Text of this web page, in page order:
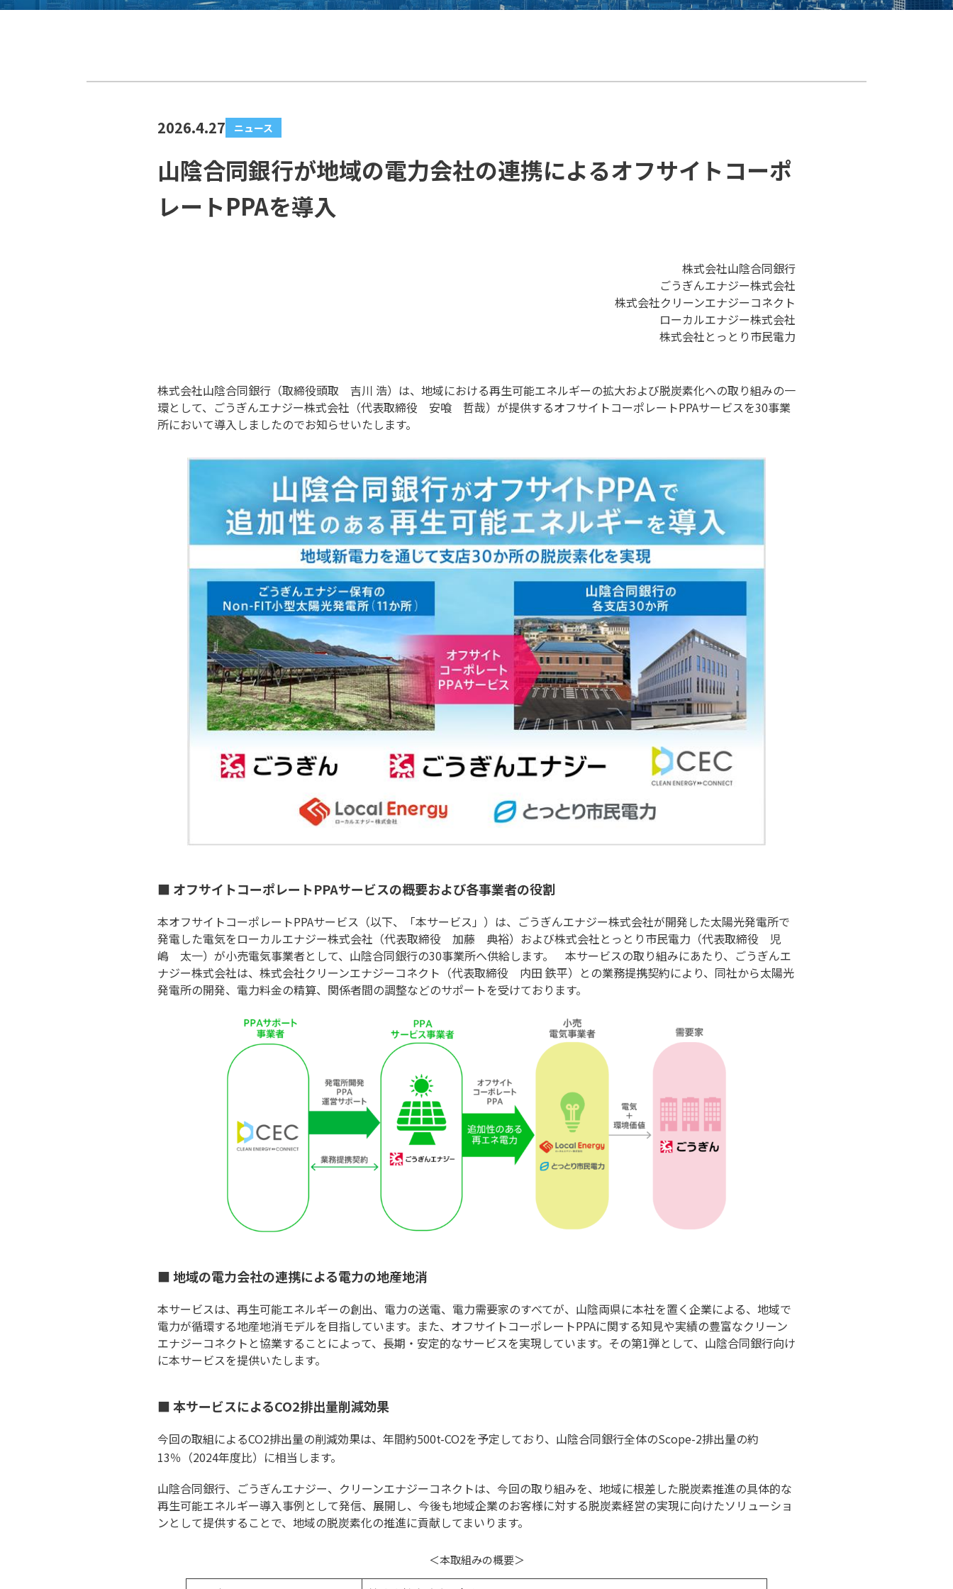
2026.4.27 ニュース
山陰合同銀行が地域の電力会社の連携によるオフサイトコーポ
レートPPAを導入
株式会社山陰合同銀行
ごうぎんエナジー株式会社
株式会社クリーンエナジーコネクト
ローカルエナジー株式会社
株式会社とっとり市民電力
株式会社山陰合同銀行（取締役頭取 吉川 浩）は、地域における再生可能エネルギーの拡大および脱炭素化への取り組みの一
環として、ごうぎんエナジー株式会社（代表取締役 安喰 哲哉）が提供するオフサイトコーポレートPPAサービスを30事業
所において導入しましたのでお知らせいたします。
■ オフサイトコーポレートPPAサービスの概要および各事業者の役割
本オフサイトコーポレートPPAサービス（以下、「本サービス」）は、ごうぎんエナジー株式会社が開発した太陽光発電所で
発電した電気をローカルエナジー株式会社（代表取締役 加藤 典裕）および株式会社とっとり市民電力（代表取締役 児
嶋 太一）が小売電気事業者として、山陰合同銀行の30事業所へ供給します。 本サービスの取り組みにあたり、ごうぎんエ
ナジー株式会社は、株式会社クリーンエナジーコネクト（代表取締役 内田 鉄平）との業務提携契約により、同社から太陽光
発電所の開発、電力料金の精算、関係者間の調整などのサポートを受けております。
■ 地域の電力会社の連携による電力の地産地消
本サービスは、再生可能エネルギーの創出、電力の送電、電力需要家のすべてが、山陰両県に本社を置く企業による、地域で
電力が循環する地産地消モデルを目指しています。また、オフサイトコーポレートPPAに関する知見や実績の豊富なクリーン
エナジーコネクトと協業することによって、長期・安定的なサービスを実現しています。その第1弾として、山陰合同銀行向け
に本サービスを提供いたします。
■ 本サービスによるCO2排出量削減効果
今回の取組によるCO2排出量の削減効果は、年間約500t-CO2を予定しており、山陰合同銀行全体のScope-2排出量の約
13％（2024年度比）に相当します。
山陰合同銀行、ごうぎんエナジー、クリーンエナジーコネクトは、今回の取り組みを、地域に根差した脱炭素推進の具体的な
再生可能エネルギー導入事例として発信、展開し、今後も地域企業のお客様に対する脱炭素経営の実現に向けたソリューショ
ンとして提供することで、地域の脱炭素化の推進に貢献してまいります。
＜本取組みの概要＞